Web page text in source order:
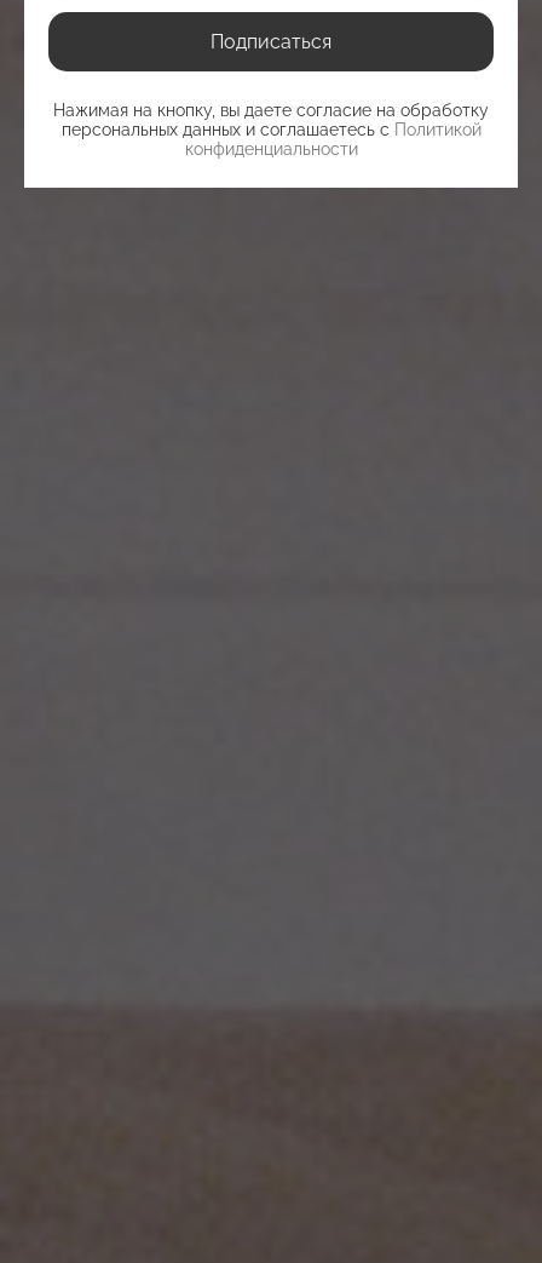
Подписаться
Нажимая на кнопку, вы даете согласие на обработку
персональных данных и соглашаетесь c Политикой
конфиденциальности